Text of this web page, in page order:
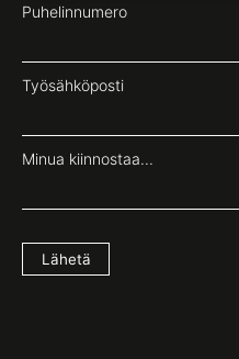
Puhelinnumero
Työsähköposti
Minua kiinnostaa...
Lähetä